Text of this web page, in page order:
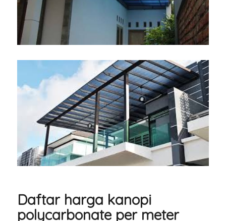
Daftar harga kanopi
polycarbonate per meter